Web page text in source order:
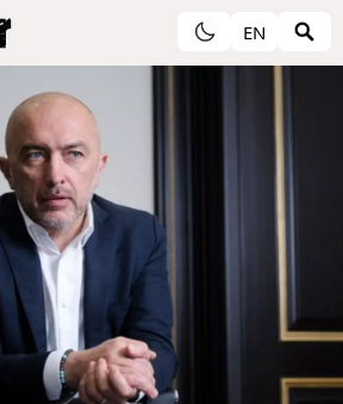
EN